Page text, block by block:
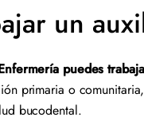
un
puedes
primaria o
bucodental.